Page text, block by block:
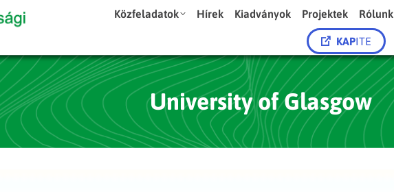
Közfeladatok Hírek Kiadványok Projektek Rólunk
KAPITE
University of Glasgow